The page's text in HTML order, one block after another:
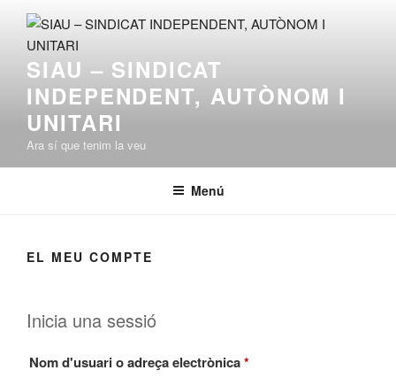
contingut
SIAU – SINDICAT
INDEPENDENT, AUTÒNOM I
UNITARI
Ara sí que tenim la veu
Menú
EL MEU COMPTE
Inicia una sessió
Nom d'usuari o adreça electrònica*Obligatori